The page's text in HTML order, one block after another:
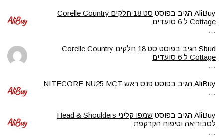
AliBuy הגיב בפוסט
סט 18 חלקים Corelle Country
Cottage ל 6 סועדים
…
Sbud הגיב בפוסט
סט 18 חלקים Corelle Country
Cottage ל 6 סועדים
…
AliBuy הגיב בפוסט פנס ראש NITECORE NU25 MCT
…
AliBuy הגיב בפוסט
שמפו קליני Head & Shoulders
לסבוריאה וטיפוח הקרקפת
…